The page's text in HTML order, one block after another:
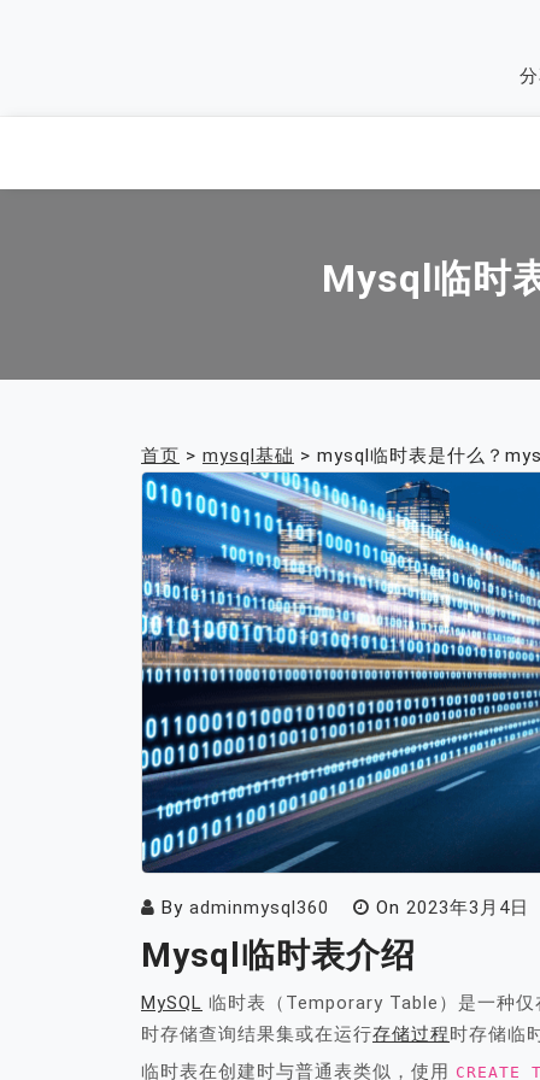
Mysql临时
首页 > mysql基础 > mysql临时表是什么？
By adminmysql360 On 2023年3月4日
Mysql临时表介绍
MySQL 临时表（Temporary Table）是一种仅
时存储查询结果集或在运行存储过程时存储临
临时表在创建时与普通表类似，使用 CREATE